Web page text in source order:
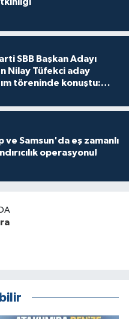
SBB Başkan Adayı
Nilay Tüfekci aday
töreninde konuştu:
ve Samsun'da eş zamanlı
operasyonu!